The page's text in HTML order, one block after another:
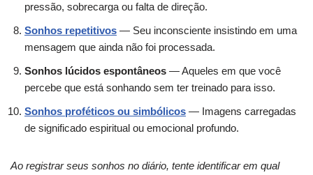
pressão, sobrecarga ou falta de direção.
Sonhos repetitivos — Seu inconsciente insistindo em uma
mensagem que ainda não foi processada.
Sonhos lúcidos espontâneos — Aqueles em que você
percebe que está sonhando sem ter treinado para isso.
Sonhos proféticos ou simbólicos — Imagens carregadas
de significado espiritual ou emocional profundo.
Ao registrar seus sonhos no diário, tente identificar em qual